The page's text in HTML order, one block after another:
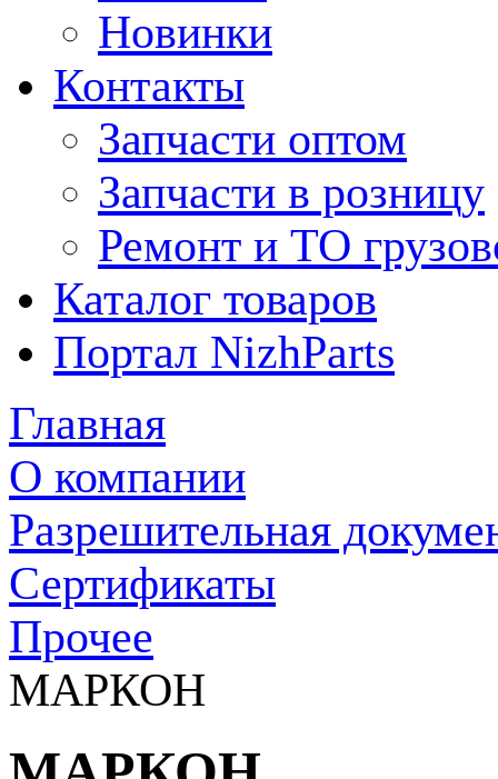
Новинки
Контакты
Запчасти оптом
Запчасти в розницу
Ремонт и ТО
Каталог товаров
Портал NizhParts
Главная
О компании
Разрешительная
Сертификаты
Прочее
МАРКОН